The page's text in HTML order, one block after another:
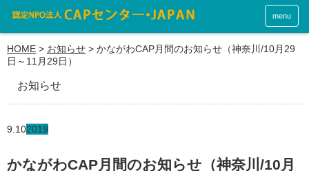
menu
HOME > お知らせ > かながわCAP月間のお知らせ（神奈川/10月29
日～11月29日）
お知らせ
9.102019
かながわCAP月間のお知らせ（神奈川/10月